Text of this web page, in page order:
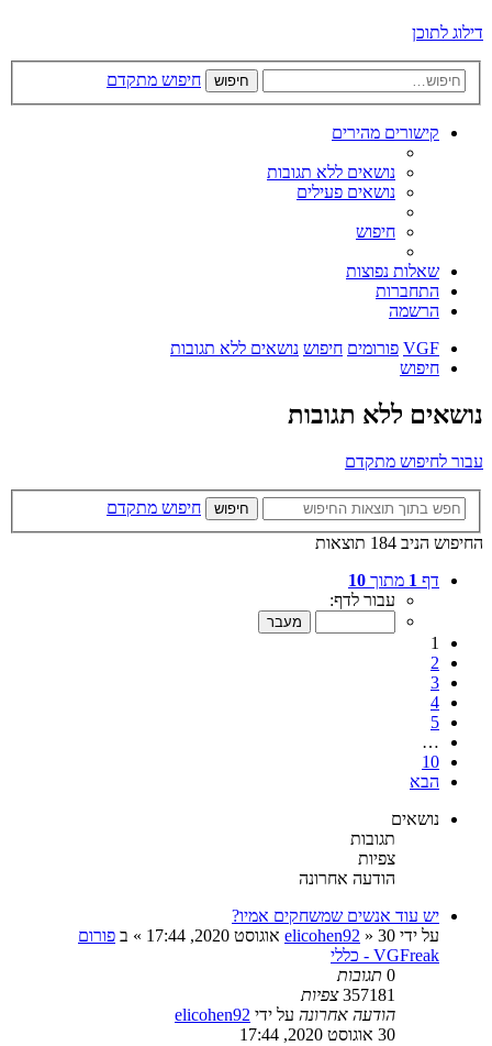
דילוג לתוכן
חיפוש חיפוש מתקדם
קישורים מהירים
נושאים ללא תגובות
נושאים פעילים
חיפוש
שאלות נפוצות
התחברות
הרשמה
VGF פורומים חיפוש נושאים ללא תגובות
חיפוש
נושאים ללא תגובות
עבור לחיפוש מתקדם
חיפוש
חיפוש מתקדם
החיפוש הניב 184 תוצאות
דף 1 מתוך 10
עבור לדף:
1
2
3
4
5
…
10
הבא
נושאים
תגובות
צפיות
הודעה אחרונה
יש עוד אנשים שמשחקים אמיו?
על ידי
elicohen92 » 30 אוגוסט 2020, 17:44 » ב פורום
VGFreak - כללי
0 תגובות
357181 צפיות
הודעה אחרונה על ידי elicohen92
30 אוגוסט 2020, 17:44